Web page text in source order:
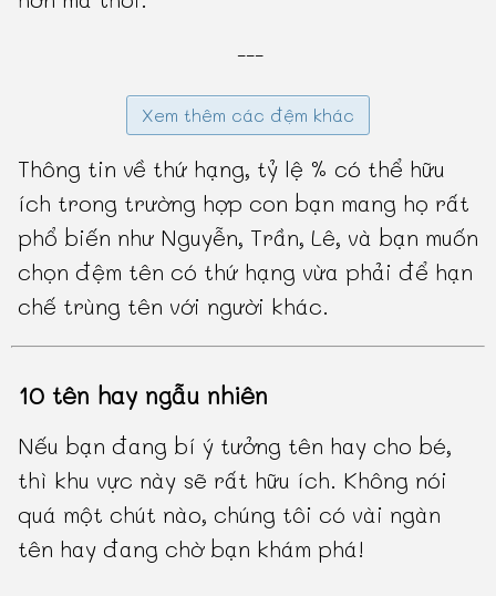
---
Xem thêm các đệm khác
Thông tin về thứ hạng, tỷ lệ % có thể hữu
ích trong trường hợp con bạn mang họ rất
phổ biến như Nguyễn, Trần, Lê, và bạn muốn
chọn đệm tên có thứ hạng vừa phải để hạn
chế trùng tên với người khác.
10 tên hay ngẫu nhiên
Nếu bạn đang bí ý tưởng tên hay cho bé,
thì khu vực này sẽ rất hữu ích. Không nói
quá một chút nào, chúng tôi có vài ngàn
tên hay đang chờ bạn khám phá!